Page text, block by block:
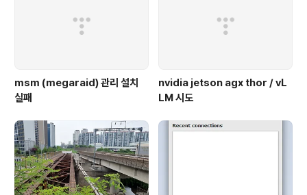
msm (megaraid) 관리 설치
실패
nvidia jetson agx thor / vL
LM 시도